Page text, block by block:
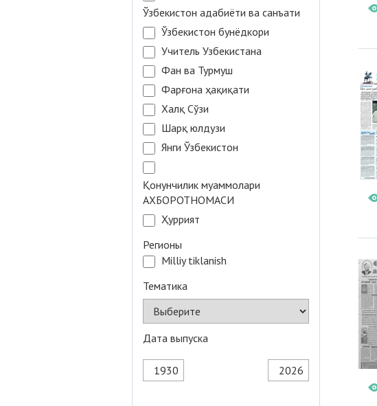
Ўзбекистон адабиёти ва санъати
Ўзбекистон бунёдкори
Учитель Узбекистана
Фан ва Турмуш
Фарғона ҳақиқати
Халқ Сўзи
Шарқ юлдузи
Янги Ўзбекистон
Қонунчилик муаммолари
АХБОРОТНОМАСИ
Ҳуррият
Регионы
Milliy tiklanish
Тематика
Дата выпуска